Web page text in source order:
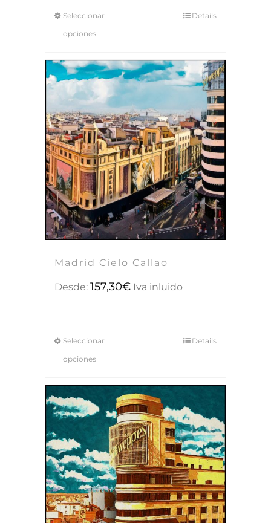
Seleccionar
opciones
Details
Madrid Cielo Callao
Desde: 157,30€ Iva inluido
Seleccionar
opciones
Details